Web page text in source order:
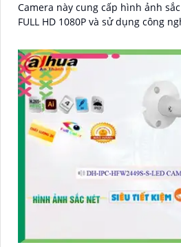
Camera này cung cấp hình ảnh
FULL HD 1080P và sử dụng công